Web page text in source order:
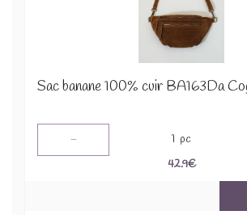
Sac banane 100% cuir BA163Da
- 1 pc
42.9€